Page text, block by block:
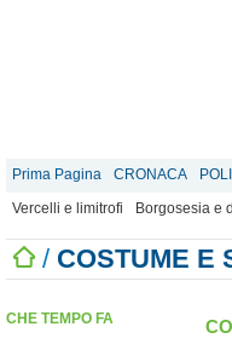
Prima Pagina CRONACA
Vercelli e limitrofi
Borgosesia e
/ COSTUME E
CHE TEMPO FA